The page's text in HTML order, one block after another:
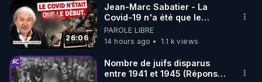
▶ https://crowdbunker.com/v/-Lg7j4uHACY
▶ Telegram : https://t.me/rgnr_fr
▶ Facebook :
https://www.facebook.com/thierry.rgnr/
▶ Instagram  :
https://www.instagram.com/Thierrycasasnovas_rgn
26:06
Jean-Marc Sabatier - La
Covid-19 n'a été que le
début - L'ARNm & l'ARNm-aa
jusqu où auront-t-il ?
PAROLE LIBRE
14 hours ago
1.1 k views
Nombre de juifs disparus
entre 1941 et 1945 (Réponse